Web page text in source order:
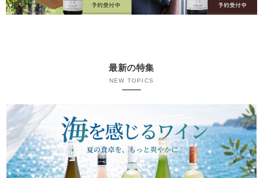
最新の特集
NEW TOPICS